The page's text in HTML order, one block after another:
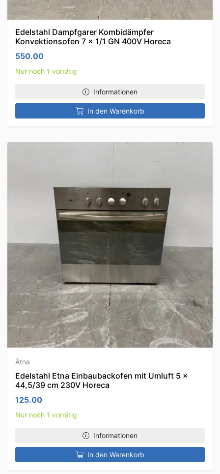
Edelstahl Dampfgarer Kombidämpfer
Konvektionsofen 7 x 1/1 GN 400V Horeca
550.00
Nur noch 1 vorrätig
Informationen
In den Warenkorb
Ätna
Edelstahl Etna Einbaubackofen mit Umluft 5 x
44,5/39 cm 230V Horeca
125.00
Nur noch 1 vorrätig
Informationen
In den Warenkorb